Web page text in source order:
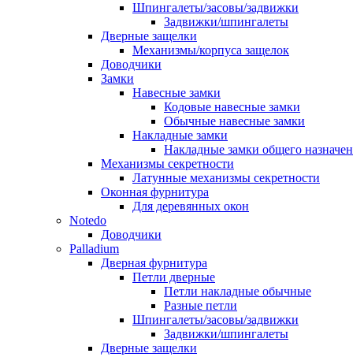
Шпингалеты/засовы/задвижки
Задвижки/шпингалеты
Дверные защелки
Механизмы/корпуса защелок
Доводчики
Замки
Навесные замки
Кодовые навесные замки
Обычные навесные замки
Накладные замки
Накладные замки общего
Механизмы секретности
Латунные механизмы секретности
Оконная фурнитура
Для деревянных окон
Notedo
Доводчики
Palladium
Дверная фурнитура
Петли дверные
Петли накладные обычные
Разные петли
Шпингалеты/засовы/задвижки
Задвижки/шпингалеты
Дверные защелки